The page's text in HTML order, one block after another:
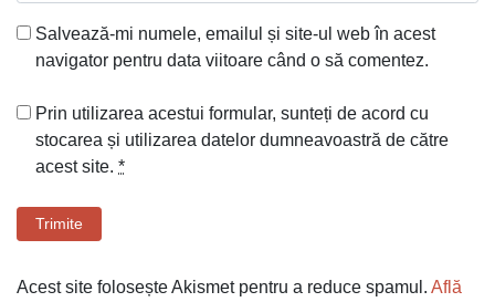
Salvează-mi numele, emailul și site-ul web în acest
navigator pentru data viitoare când o să comentez.
Prin utilizarea acestui formular, sunteți de acord cu
stocarea și utilizarea datelor dumneavoastră de către
acest site. *
Trimite
Acest site folosește Akismet pentru a reduce spamul. Află